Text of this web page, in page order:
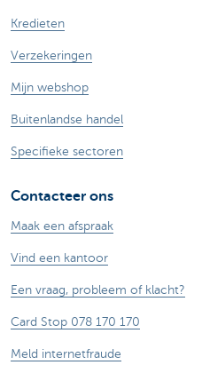
Kredieten
Verzekeringen
Mijn webshop
Buitenlandse handel
Specifieke sectoren
Contacteer ons
Maak een afspraak
Vind een kantoor
Een vraag, probleem of klacht?
Card Stop 078 170 170
Meld internetfraude